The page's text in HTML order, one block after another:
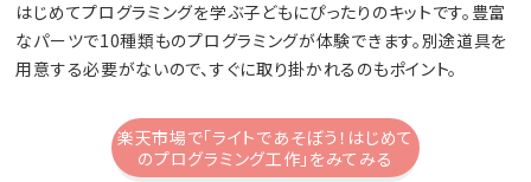
はじめてプログラミングを学ぶ子どもにぴったりのキットです。豊富
なパーツで10種類ものプログラミングが体験できます。別途道具を
用意する必要がないので、すぐに取り掛かれるのもポイント。
楽天市場で「ライトであそぼう！はじめて
のプログラミング工作」をみてみる